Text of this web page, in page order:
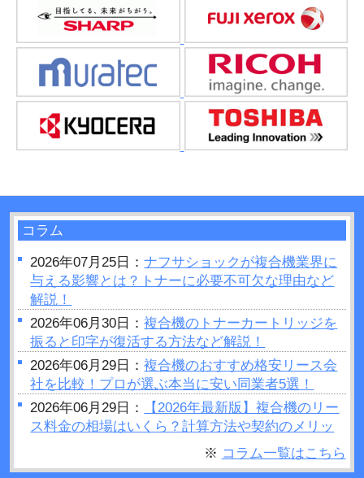
コラム
2026年07月25日：ナフサショックが複合機業界に
与える影響とは？トナーに必要不可欠な理由など
解説！
2026年06月30日：複合機のトナーカートリッジを
振ると印字が復活する方法など解説！
2026年06月29日：複合機のおすすめ格安リース会
社を比較！プロが選ぶ本当に安い同業者5選！
2026年06月29日：
【2026年最新版】複合機のリー
ス料金の相場はいくら？計算方法や契約のメリッ
2026年06月28日：プリンターの設定が勝手に変わ
※ コラム一覧はこちら